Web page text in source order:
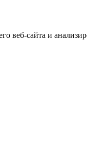
веб-сайта и